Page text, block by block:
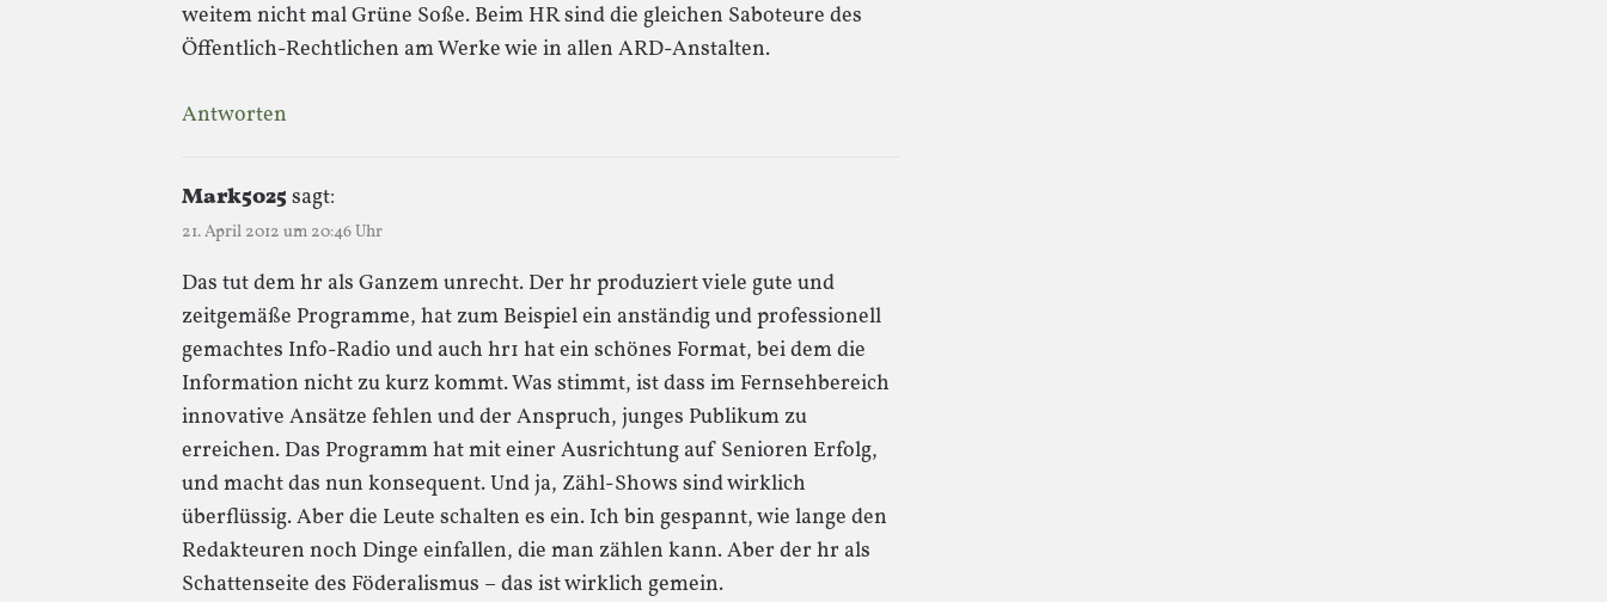
weitem nicht mal Grüne Soße. Beim HR sind die gleichen Saboteure des
Öffentlich-Rechtlichen am Werke wie in allen ARD-Anstalten.
Antworten
Mark5025 sagt:
21. April 2012 um 20:46 Uhr
Das tut dem hr als Ganzem unrecht. Der hr produziert viele gute und
zeitgemäße Programme, hat zum Beispiel ein anständig und professionell
gemachtes Info-Radio und auch hr1 hat ein schönes Format, bei dem die
Information nicht zu kurz kommt. Was stimmt, ist dass im Fernsehbereich
innovative Ansätze fehlen und der Anspruch, junges Publikum zu
erreichen. Das Programm hat mit einer Ausrichtung auf Senioren Erfolg,
und macht das nun konsequent. Und ja, Zähl-Shows sind wirklich
überflüssig. Aber die Leute schalten es ein. Ich bin gespannt, wie lange den
Redakteuren noch Dinge einfallen, die man zählen kann. Aber der hr als
Schattenseite des Föderalismus – das ist wirklich gemein.